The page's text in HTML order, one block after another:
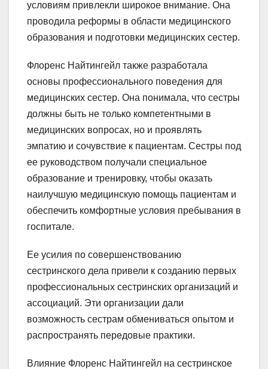
условиям привлекли широкое внимание. Она
проводила реформы в области медицинского
образования и подготовки медицинских сестер.
Флоренс Найтингейл также разработала
основы профессионального поведения для
медицинских сестер. Она понимала, что сестры
должны быть не только компетентными в
медицинских вопросах, но и проявлять
эмпатию и сочувствие к пациентам. Сестры под
ее руководством получали специальное
образование и тренировку, чтобы оказать
наилучшую медицинскую помощь пациентам и
обеспечить комфортные условия пребывания в
госпитале.
Ее усилия по совершенствованию
сестринского дела привели к созданию первых
профессиональных сестринских организаций и
ассоциаций. Эти организации дали
возможность сестрам обмениваться опытом и
распространять передовые практики.
Влияние Флоренс Найтингейл на сестринское